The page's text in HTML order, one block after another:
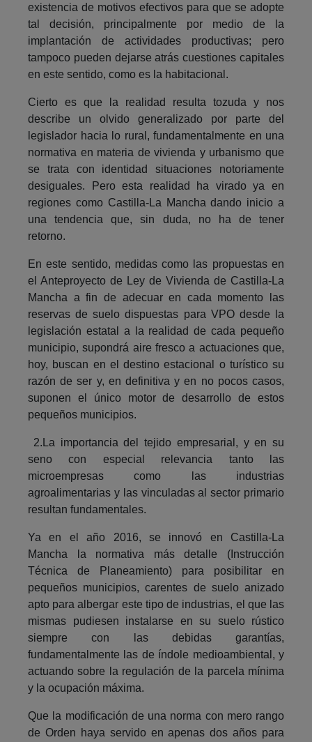
existencia de motivos efectivos para que se adopte
tal decisión, principalmente por medio de la
implantación de actividades productivas; pero
tampoco pueden dejarse atrás cuestiones capitales
en este sentido, como es la habitacional.
Cierto es que la realidad resulta tozuda y nos
describe un olvido generalizado por parte del
legislador hacia lo rural, fundamentalmente en una
normativa en materia de vivienda y urbanismo que
se trata con identidad situaciones notoriamente
desiguales. Pero esta realidad ha virado ya en
regiones como Castilla-La Mancha dando inicio a
una tendencia que, sin duda, no ha de tener
retorno.
En este sentido, medidas como las propuestas en
el Anteproyecto de Ley de Vivienda de Castilla-La
Mancha a fin de adecuar en cada momento las
reservas de suelo dispuestas para VPO desde la
legislación estatal a la realidad de cada pequeño
municipio, supondrá aire fresco a actuaciones que,
hoy, buscan en el destino estacional o turístico su
razón de ser y, en definitiva y en no pocos casos,
suponen el único motor de desarrollo de estos
pequeños municipios.
2.La importancia del tejido empresarial, y en su
seno con especial relevancia tanto las
microempresas como las industrias
agroalimentarias y las vinculadas al sector primario
resultan fundamentales.
Ya en el año 2016, se innovó en Castilla-La
Mancha la normativa más detalle (Instrucción
Técnica de Planeamiento) para posibilitar en
pequeños municipios, carentes de suelo anizado
apto para albergar este tipo de industrias, el que las
mismas pudiesen instalarse en su suelo rústico
siempre con las debidas garantías,
fundamentalmente las de índole medioambiental, y
actuando sobre la regulación de la parcela mínima
y la ocupación máxima.
Que la modificación de una norma con mero rango
de Orden haya servido en apenas dos años para